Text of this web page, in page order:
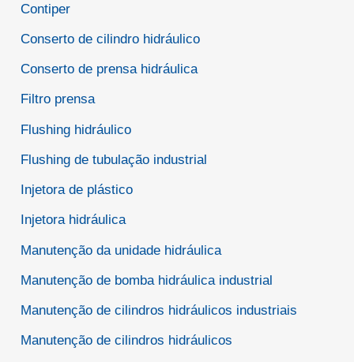
Contiper
Conserto de cilindro hidráulico
Conserto de prensa hidráulica
Filtro prensa
Flushing hidráulico
Flushing de tubulação industrial
Injetora de plástico
Injetora hidráulica
Manutenção da unidade hidráulica
Manutenção de bomba hidráulica industrial
Manutenção de cilindros hidráulicos industriais
Manutenção de cilindros hidráulicos